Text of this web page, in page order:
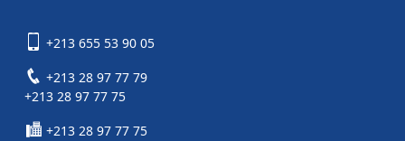
+213 655 53 90 05
+213 28 97 77 79
+213 28 97 77 75
+213 28 97 77 75